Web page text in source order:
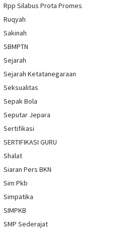
Rpp Silabus Prota Promes
Ruqyah
Sakinah
SBMPTN
Sejarah
Sejarah Ketatanegaraan
Seksualitas
Sepak Bola
Seputar Jepara
Sertifikasi
SERTIFIKASI GURU
Shalat
Siaran Pers BKN
Sim Pkb
Simpatika
SIMPKB
SMP Sederajat